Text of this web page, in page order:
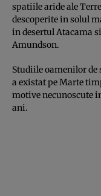
spatiile aride ale
descoperite in solul
in desertul Atacama
Amundson.
Studiile oamenilor
a existat pe Marte
motive necunoscute
ani.